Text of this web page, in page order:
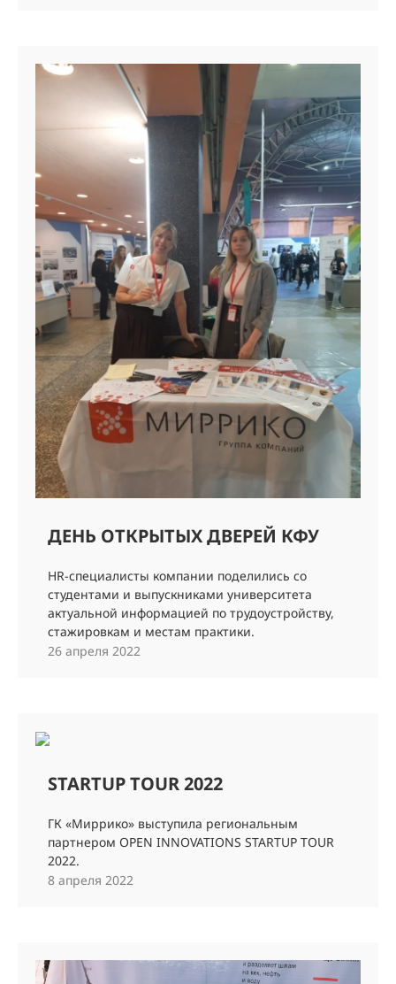
ДЕНЬ ОТКРЫТЫХ ДВЕРЕЙ КФУ
HR-специалисты компании поделились со
студентами и выпускниками университета
актуальной информацией по трудоустройству,
стажировкам и местам практики.
26 апреля 2022
STARTUP TOUR 2022
ГК «Миррико» выступила региональным
партнером OPEN INNOVATIONS STARTUP TOUR
2022.
8 апреля 2022